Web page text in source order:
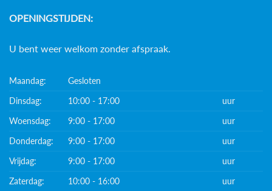
OPENINGSTIJDEN:
U bent weer welkom zonder afspraak.
Maandag:
Gesloten
Dinsdag:
10:00 - 17:00
uur
Woensdag:
9:00 - 17:00
uur
Donderdag:
9:00 - 17:00
uur
Vrijdag:
9:00 - 17:00
uur
Zaterdag:
10:00 - 16:00 uur